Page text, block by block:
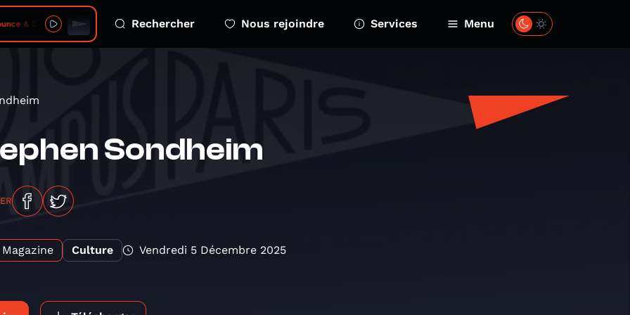
& Dream - 2026-08-06 - s05 e04 free greenland kalaallit nunaat
Rechercher Nous rejoindre Services Menu
Sondheim
Magazine Culture Vendredi 5 Décembre 2025